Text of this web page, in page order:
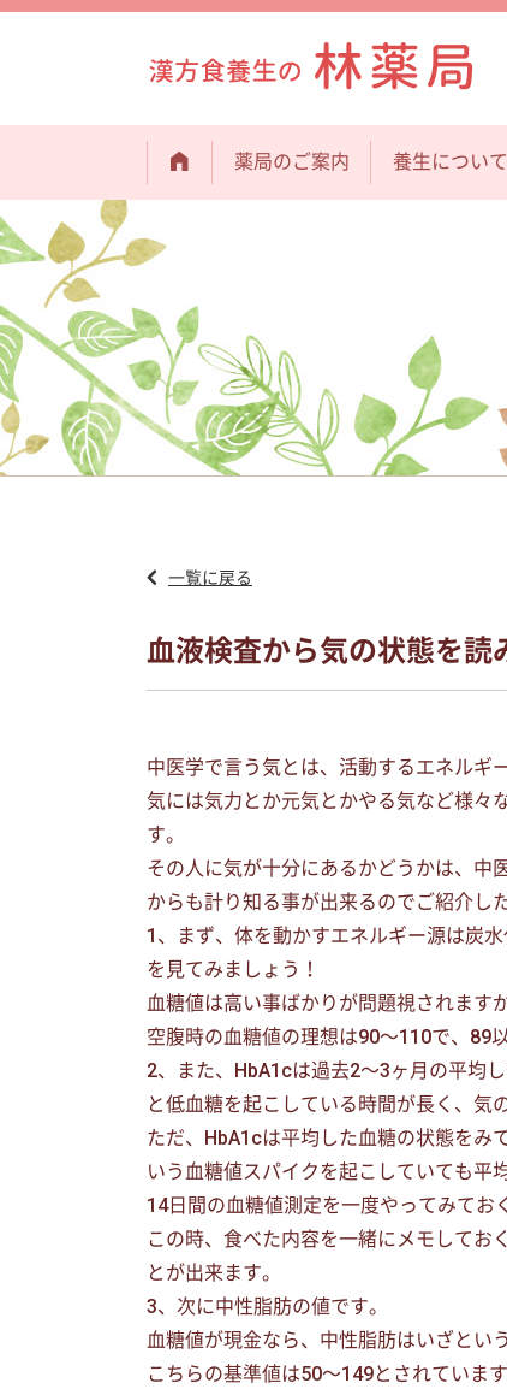
薬局のご案内 養生について
一覧に戻る
血液検査から気の状態を読
中医学で言う気とは、活動するエネルギ
気には気力とか元気とかやる気など様々
す。
その人に気が十分にあるかどうかは、中
からも計り知る事が出来るのでご紹介し
1、まず、体を動かすエネルギー源は炭
を見てみましょう！
血糖値は高い事ばかりが問題視されます
空腹時の血糖値の理想は90〜110で、89
2、また、HbA1cは過去2〜3ヶ月の平均
と低血糖を起こしている時間が長く、気
ただ、HbA1cは平均した血糖の状態をみ
いう血糖値スパイクを起こしていても平
14日間の血糖値測定を一度やってみてお
この時、食べた内容を一緒にメモしてお
とが出来ます。
3、次に中性脂肪の値です。
血糖値が現金なら、中性脂肪はいざとい
こちらの基準値は50〜149とされていま